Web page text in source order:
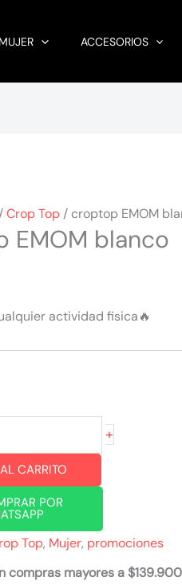
MUJER ACCESORIOS
Crop Top/ croptop EMOM
EMOM blanco
actividad fisica🔥
+
CARRITO
POR
Top, Mujer, promociones
compras mayores a $139.900